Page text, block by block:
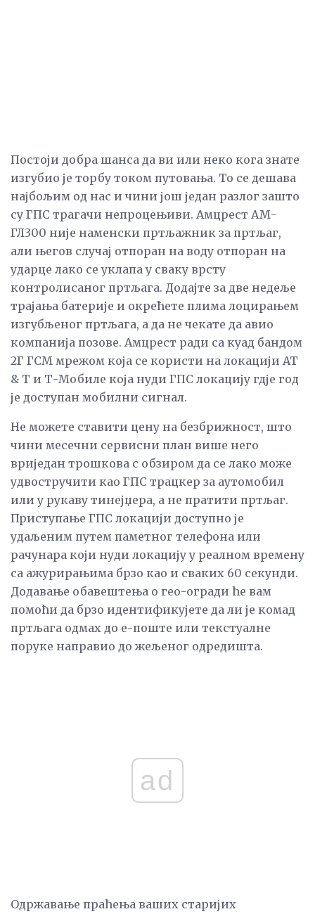
Постоји добра шанса да ви или неко кога знате
изгубио је торбу током путовања. То се дешава
најбољим од нас и чини још један разлог зашто
су ГПС трагачи непроцењиви. Амцрест АМ-
ГЛ300 није наменски пртљажник за пртљаг,
али његов случај отпоран на воду отпоран на
ударце лако се уклапа у сваку врсту
контролисаног пртљага. Додајте за две недеље
трајања батерије и окрећете плима лоцирањем
изгубљеног пртљага, а да не чекате да авио
компанија позове. Амцрест ради са куад бандом
2Г ГСМ мрежом која се користи на локацији АТ
& Т и Т-Мобиле која нуди ГПС локацију гдје год
је доступан мобилни сигнал.
Не можете ставити цену на безбрижност, што
чини месечни сервисни план више него
вриједан трошкова с обзиром да се лако може
удвостручити као ГПС трацкер за аутомобил
или у рукаву тинејџера, а не пратити пртљаг.
Приступање ГПС локацији доступно је
удаљеним путем паметног телефона или
рачунара који нуди локацију у реалном времену
са ажурирањима брзо као и сваких 60 секунди.
Додавање обавештења о гео-огради ће вам
помоћи да брзо идентификујете да ли је комад
пртљага одмах до е-поште или текстуалне
поруке направио до жељеног одредишта.
ad
Одржавање праћења ваших старијих